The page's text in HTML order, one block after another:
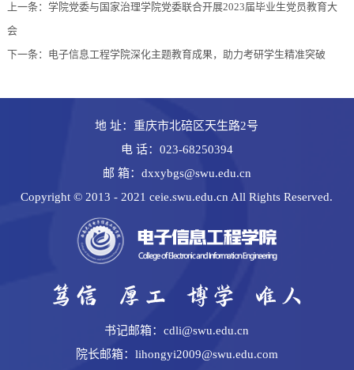
上一条： 学院党委与国家治理学院党委联合开展2023届毕业生党员教育大
会
下一条： 电子信息工程学院深化主题教育成果，助力考研学生精准突破
地 址：重庆市北碚区天生路2号
电 话：023-68250394
邮 箱：dxxybgs@swu.edu.cn
Copyright © 2013 - 2021 ceie.swu.edu.cn All Rights Reserved.
书记邮箱：cdli@swu.edu.cn
院长邮箱：lihongyi2009@swu.edu.com